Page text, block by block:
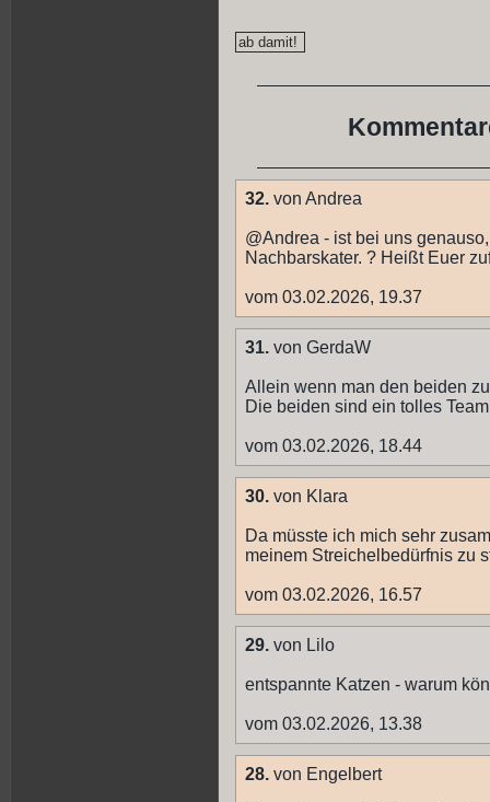
32. von Andrea
@Andrea - ist bei uns
Nachbarskater. ? Heißt Euer
vom 03.02.2026, 19.37
31. von GerdaW
Allein wenn man den beiden
Die beiden sind ein tolles
vom 03.02.2026, 18.44
30. von Klara
Da müsste ich mich sehr
meinem Streichelbedürfnis zu
vom 03.02.2026, 16.57
29. von Lilo
entspannte Katzen - warum
vom 03.02.2026, 13.38
28. von Engelbert